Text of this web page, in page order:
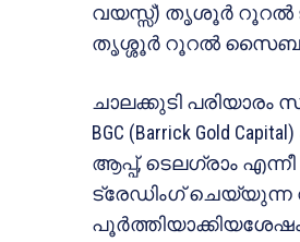
വയസ്സ്) തൃശൂർ റൂറൽ
തൃശ്ശൂർ റൂറൽ സൈബർ
ചാലക്കുടി
BGC (Barrick Gold
ആപ്പ്, ടെലഗ്രാം
ട്രേഡിംഗ് ചെയ്യുന്ന